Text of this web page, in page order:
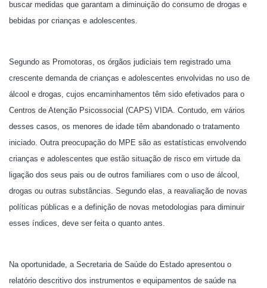
buscar medidas que garantam a diminuição do consumo de drogas e
bebidas por crianças e adolescentes.
Segundo as Promotoras, os órgãos judiciais tem registrado uma
crescente demanda de crianças e adolescentes envolvidas no uso de
álcool e drogas, cujos encaminhamentos têm sido efetivados para o
Centros de Atenção Psicossocial (CAPS) VIDA. Contudo, em vários
desses casos, os menores de idade têm abandonado o tratamento
iniciado. Outra preocupação do MPE são as estatísticas envolvendo
crianças e adolescentes que estão situação de risco em virtude da
ligação dos seus pais ou de outros familiares com o uso de álcool,
drogas ou outras substâncias. Segundo elas, a reavaliação de novas
políticas públicas e a definição de novas metodologias para diminuir
esses índices, deve ser feita o quanto antes.
Na oportunidade, a Secretaria de Saúde do Estado apresentou o
relatório descritivo dos instrumentos e equipamentos de saúde na